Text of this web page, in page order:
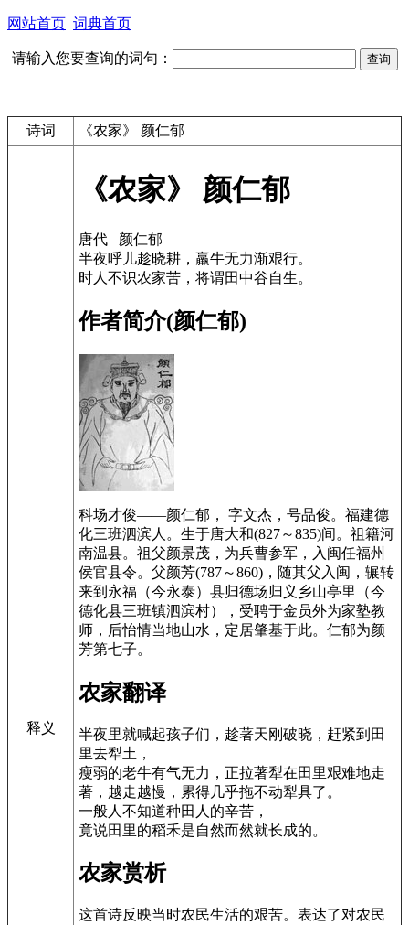
网站首页 词典首页
请输入您要查询的词句：
诗词 《农家》 颜仁郁
释义
《农家》 颜仁郁
唐代 颜仁郁
半夜呼儿趁晓耕，羸牛无力渐艰行。
时人不识农家苦，将谓田中谷自生。
作者简介(颜仁郁)
科场才俊——颜仁郁， 字文杰，号品俊。福建德
化三班泗滨人。生于唐大和(827～835)间。祖籍河
南温县。祖父颜景茂，为兵曹参军，入闽任福州
侯官县令。父颜芳(787～860)，随其父入闽，辗转
来到永福（今永泰）县归德场归义乡山亭里（今
德化县三班镇泗滨村），受聘于金员外为家塾教
师，后怡情当地山水，定居肇基于此。仁郁为颜
芳第七子。
农家翻译
半夜里就喊起孩子们，趁著天刚破晓，赶紧到田
里去犁土，
瘦弱的老牛有气无力，正拉著犁在田里艰难地走
著，越走越慢，累得几乎拖不动犁具了。
一般人不知道种田人的辛苦，
竟说田里的稻禾是自然而然就长成的。
农家赏析
这首诗反映当时农民生活的艰苦。表达了对农民